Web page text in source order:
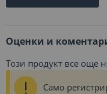
Оценки и
Този продукт все още
Само